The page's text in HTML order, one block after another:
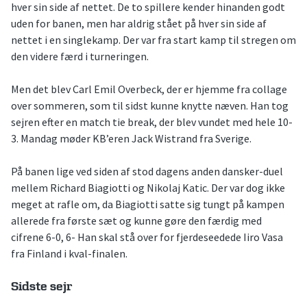
hver sin side af nettet. De to spillere kender hinanden godt
uden for banen, men har aldrig stået på hver sin side af
nettet i en singlekamp. Der var fra start kamp til stregen om
den videre færd i turneringen.
Men det blev Carl Emil Overbeck, der er hjemme fra collage
over sommeren, som til sidst kunne knytte næven. Han tog
sejren efter en match tie break, der blev vundet med hele 10-
3. Mandag møder KB’eren Jack Wistrand fra Sverige.
På banen lige ved siden af stod dagens anden dansker-duel
mellem Richard Biagiotti og Nikolaj Katic. Der var dog ikke
meget at rafle om, da Biagiotti satte sig tungt på kampen
allerede fra første sæt og kunne gøre den færdig med
cifrene 6-0, 6- Han skal stå over for fjerdeseedede Iiro Vasa
fra Finland i kval-finalen.
Sidste sejr